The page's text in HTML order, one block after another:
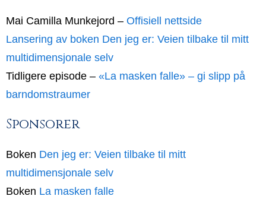
Mai Camilla Munkejord – Offisiell nettside
Lansering av boken Den jeg er: Veien tilbake til mitt
multidimensjonale selv
Tidligere episode – «La masken falle» – gi slipp på
barndomstraumer
Sponsorer
Boken Den jeg er: Veien tilbake til mitt
multidimensjonale selv
Boken La masken falle